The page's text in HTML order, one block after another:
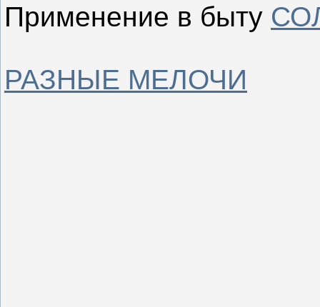
Применение в быту
РАЗНЫЕ МЕЛОЧИ